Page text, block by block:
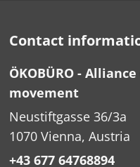
Contact
ÖKOBÜRO -
movement
Neustiftgasse 36/3a
1070 Vienna, Austria
+43 677 64768894